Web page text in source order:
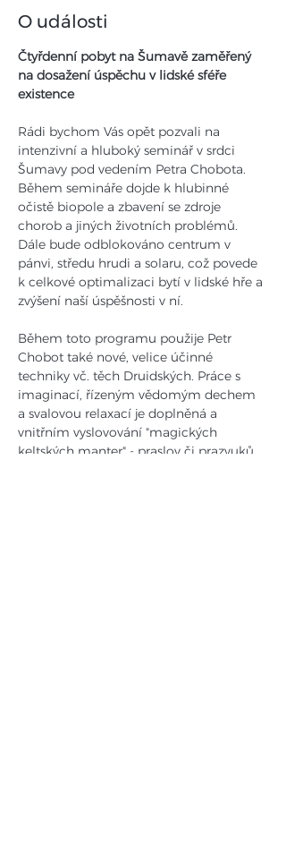
O události
Čtyřdenní pobyt na Šumavě zaměřený
na dosažení úspěchu v lidské sféře
existence
Rádi bychom Vás opět pozvali na
intenzivní a hluboký seminář v srdci
Šumavy pod vedením Petra Chobota.
Během semináře dojde k hlubinné
očistě biopole a zbavení se zdroje
chorob a jiných životních problémů.
Dále bude odblokováno centrum v
pánvi, středu hrudi a solaru, což povede
k celkové optimalizaci bytí v lidské hře a
zvýšení naší úspěšnosti v ní.
Během toto programu použije Petr
Chobot také nové, velice účinné
techniky vč. těch Druidských. Práce s
imaginací, řízeným vědomým dechem
a svalovou relaxací je doplněná a
vnitřním vyslovování "magických
keltských manter" - praslov či prazvuků.